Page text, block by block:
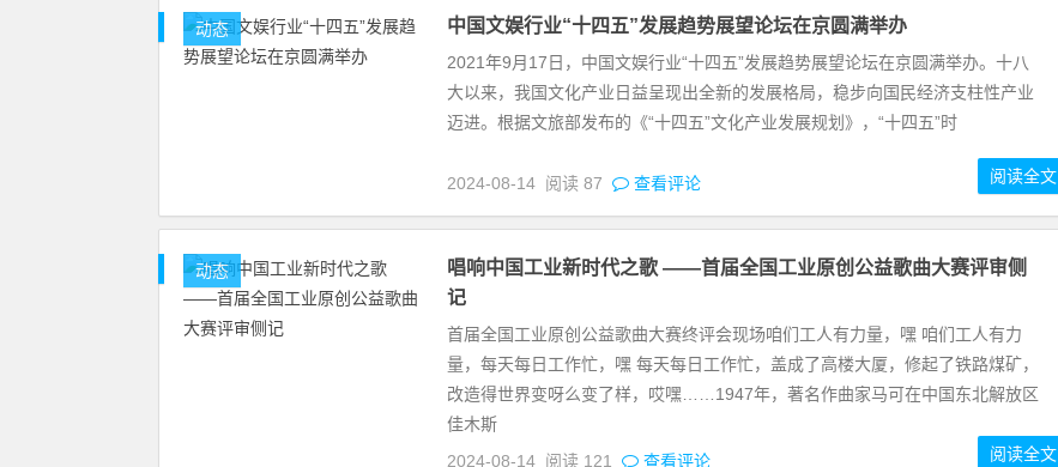
动态 中国文娱行业“十四五”发展趋势展望论坛在京圆满举办
2021年9月17日，中国文娱行业“十四五”发展趋势展望论坛在京圆满举办。十八
大以来，我国文化产业日益呈现出全新的发展格局，稳步向国民经济支柱性产业
迈进。根据文旅部发布的《“十四五”文化产业发展规划》，“十四五”时
2024-08-14 阅读 87 查看评论 阅读全文
动态
唱响中国工业新时代之歌 ——首届全国工业原创公益歌曲大赛评审侧
记
首届全国工业原创公益歌曲大赛终评会现场咱们工人有力量，嘿 咱们工人有力
量，每天每日工作忙，嘿 每天每日工作忙，盖成了高楼大厦，修起了铁路煤矿，
改造得世界变呀么变了样，哎嘿……1947年，著名作曲家马可在中国东北解放区
佳木斯
2024-08-14 阅读 121 查看评论 阅读全文